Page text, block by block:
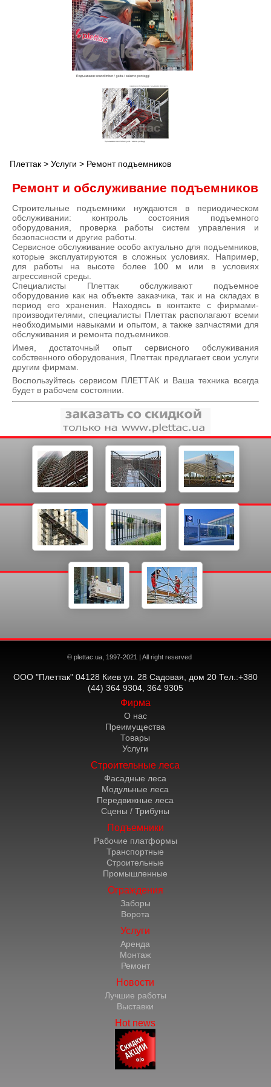
Плеттак >Услуги > Ремонт подъемников
Ремонт и обслуживание подъемников
Строительные подъемники нуждаются в периодическом
обслуживании: контроль состояния подъемного
оборудования, проверка работы систем управления и
безопасности и другие работы.
Сервисное обслуживание особо актуально для подъемников,
которые эксплуатируются в сложных условиях. Например,
для работы на высоте более 100 м или в условиях
агрессивной среды.
Специалисты Плеттак обслуживают подъемное
оборудование как на объекте заказчика, так и на складах в
период его хранения. Находясь в контакте с фирмами-
производителями, специалисты Плеттак располагают всеми
необходимыми навыками и опытом, а также запчастями для
обслуживания и ремонта подъемников.
Имея, достаточный опыт сервисного обслуживания
собственного оборудования, Плеттак предлагает свои услуги
другим фирмам.
Воспользуйтесь сервисом ПЛЕТТАК и Ваша техника всегда
будет в рабочем состоянии.
© plettac.ua, 1997-2021 | All right reserved
ООО "Плеттак" 04128 Киев ул. 28 Садовая, дом 20 Тел.:+380
(44) 364 9304, 364 9305
Фирма
О нас
Преимущества
Товары
Услуги
Строительные леса
Фасадные леса
Модульные леса
Передвижные леса
Сцены / Трибуны
Подъемники
Рабочие платформы
Транспортные
Строительные
Промышленные
Ограждения
Заборы
Ворота
Услуги
Аренда
Монтаж
Ремонт
Новости
Лучшие работы
Выставки
Hot news